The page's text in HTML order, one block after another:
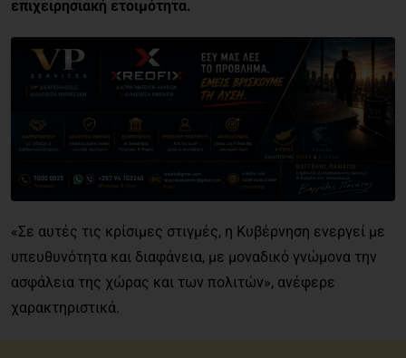
επιχειρησιακή ετοιμότητα.
«Σε αυτές τις κρίσιμες στιγμές, η Κυβέρνηση ενεργεί με
υπευθυνότητα και διαφάνεια, με μοναδικό γνώμονα την
ασφάλεια της χώρας και των πολιτών», ανέφερε
χαρακτηριστικά.